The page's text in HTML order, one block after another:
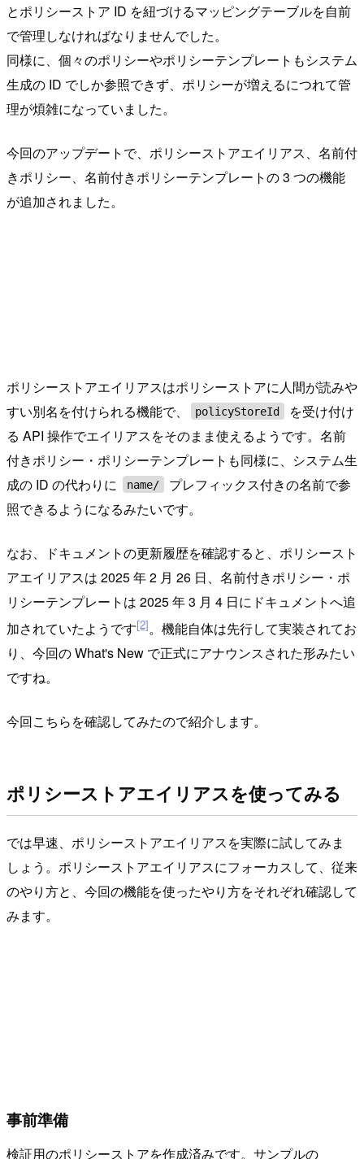
とポリシーストア ID を紐づけるマッピングテーブルを自前
で管理しなければなりませんでした。
同様に、個々のポリシーやポリシーテンプレートもシステム
生成の ID でしか参照できず、ポリシーが増えるにつれて管
理が煩雑になっていました。
今回のアップデートで、ポリシーストアエイリアス、名前付
きポリシー、名前付きポリシーテンプレートの 3 つの機能
が追加されました。
ポリシーストアエイリアスはポリシーストアに人間が読みや
すい別名を付けられる機能で、
policyStoreId
を受け付け
る API 操作でエイリアスをそのまま使えるようです。名前
付きポリシー・ポリシーテンプレートも同様に、システム生
成の ID の代わりに
name/
プレフィックス付きの名前で参
照できるようになるみたいです。
なお、ドキュメントの更新履歴を確認すると、ポリシースト
アエイリアスは 2025 年 2 月 26 日、名前付きポリシー・ポ
リシーテンプレートは 2025 年 3 月 4 日にドキュメントへ追
加されていたようです[2]。機能自体は先行して実装されてお
り、今回の What's New で正式にアナウンスされた形みたい
ですね。
今回こちらを確認してみたので紹介します。
ポリシーストアエイリアスを使ってみる
では早速、ポリシーストアエイリアスを実際に試してみま
しょう。ポリシーストアエイリアスにフォーカスして、従来
のやり方と、今回の機能を使ったやり方をそれぞれ確認して
みます。
事前準備
検証用のポリシーストアを作成済みです。サンプルの